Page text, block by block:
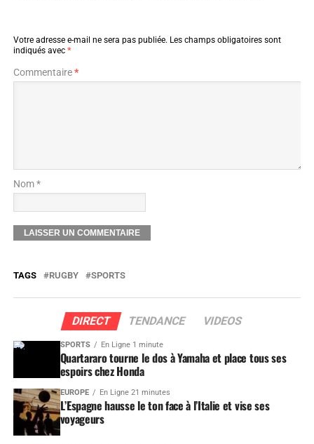
Votre adresse e-mail ne sera pas publiée. Les champs obligatoires sont
indiqués avec *
Commentaire*
Nom *
TAGS RUGBY SPORTS
DIRECT TENDANCE VIDEOS
SPORTS En Ligne 1 minute
Quartararo tourne le dos à Yamaha et place tous ses
espoirs chez Honda
EUROPE En Ligne 21 minutes
L’Espagne hausse le ton face à l’Italie et vise ses
voyageurs